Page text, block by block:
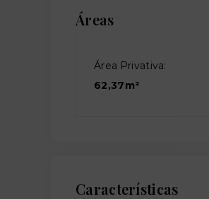
Áreas
Área Privativa:
62,37m²
Características